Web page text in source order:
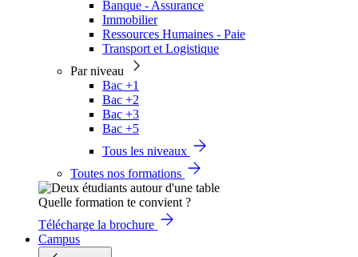
Banque - Assurance
Immobilier
Ressources Humaines - Paie
Transport et Logistique
Par niveau
Bac +1
Bac +2
Bac +3
Bac +5
Tous les niveaux
Toutes nos formations
Quelle formation te convient ?
Télécharge la brochure
Campus